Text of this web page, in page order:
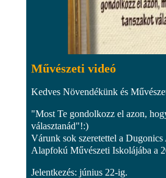
Művészeti videó
Kedves Növendékünk és
"Most Te gondolkozz el azon,
választanád"!:)
Várunk sok szeretettel a
Alapfokú Művészeti Iskolájába a
Jelentkezés: június 22-ig.